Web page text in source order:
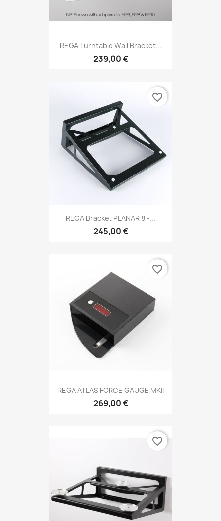
REGA Turntable Wall Bracket...
239,00 €
REGA Bracket PLANAR 8 -...
245,00 €
favorite_border
REGA ATLAS FORCE GAUGE MKII
269,00 €
favorite_border
favorite_border